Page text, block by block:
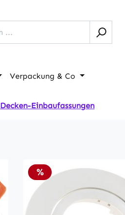
Verpackung & Co
Decken-Einbaufassungen
Rabatt
%